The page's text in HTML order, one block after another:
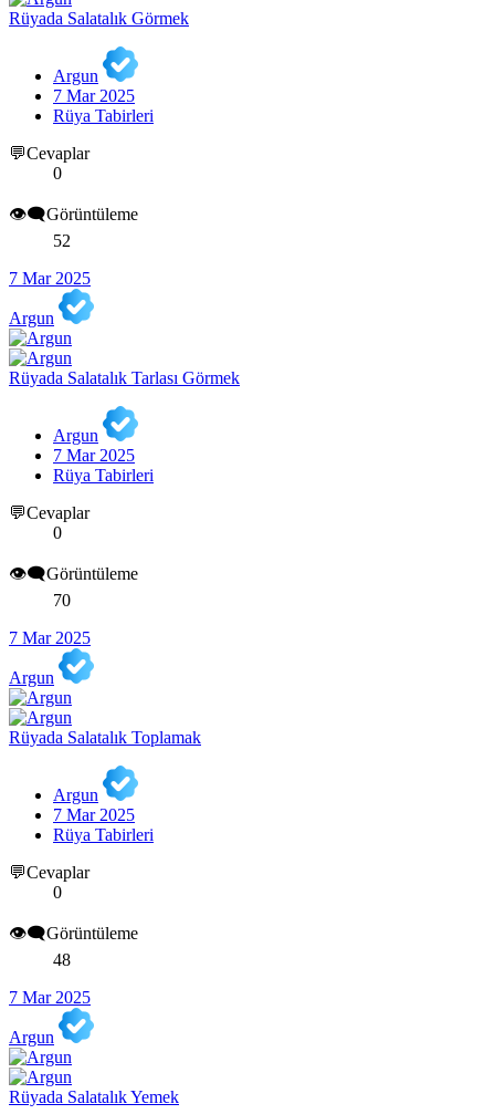
Rüyada Salatalık Görmek
Argun
7 Mar 2025
Rüya Tabirleri
💬Cevaplar
0
👁️‍🗨️Görüntüleme
52
7 Mar 2025
Argun
Rüyada Salatalık Tarlası Görmek
Argun
7 Mar 2025
Rüya Tabirleri
💬Cevaplar
0
👁️‍🗨️Görüntüleme
70
7 Mar 2025
Argun
Rüyada Salatalık Toplamak
Argun
7 Mar 2025
Rüya Tabirleri
💬Cevaplar
0
👁️‍🗨️Görüntüleme
48
7 Mar 2025
Argun
Rüyada Salatalık Yemek